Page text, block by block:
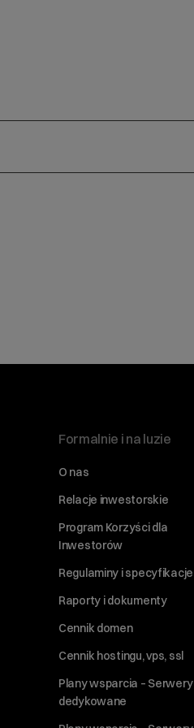
Formalnie i na luzie
O nas
Relacje inwestorskie
Program Korzyści dla
Inwestorów
Regulaminy i specyfikacje
Raporty i dokumenty
Cennik domen
Cennik hostingu, vps, ssl
Plany wsparcia – Serwery
dedykowane